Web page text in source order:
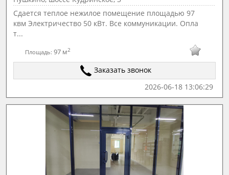
Сдается теплое нежилое помещение площадью 97
квм Электричество 50 кВт. Все коммуникации. Опла
т...
Площадь:97 м2
Заказать звонок
2026-06-18 13:06:29